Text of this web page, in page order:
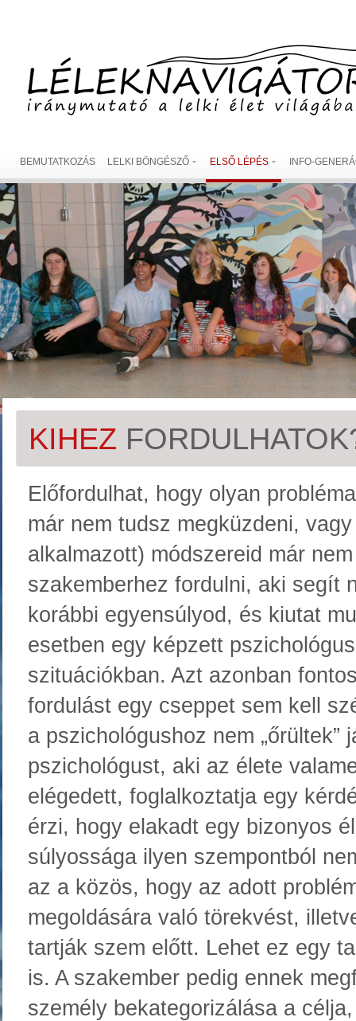
BEMUTATKOZÁS LELKI BÖNGÉSZŐ ELSŐ LÉPÉS INFO-
KIHEZ
Előfordulhat, hogy olyan
már nem tudsz megküzdeni,
alkalmazott) módszereid már
szakemberhez fordulni, aki segít
korábbi egyensúlyod, és kiutat
esetben egy képzett
szituációkban. Azt azonban
fordulást egy cseppet sem kell
a pszichológushoz nem
pszichológust, aki az élete
elégedett, foglalkoztatja egy
érzi, hogy elakadt egy bizonyos
súlyossága ilyen szempontból
az a közös, hogy az adott
megoldására való törekvést,
tartják szem előtt. Lehet ez egy
is. A szakember pedig ennek
személy bekategorizálása a